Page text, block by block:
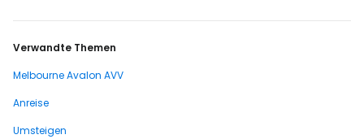
Verwandte Themen
Melbourne Avalon AVV
Anreise
Umsteigen